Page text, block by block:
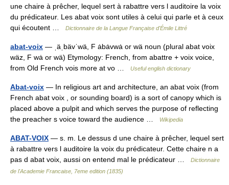
une chaire à prêcher, lequel sert à rabattre vers l auditoire la voix
du prédicateur. Les abat voix sont utiles à celui qui parle et à ceux
qui écoutent …
Dictionnaire de la Langue Française d'Émile Littré
abat-voix — ˌäˌbävˈwä, F ȧbȧvwȧ or wä noun (plural abat voix
wäz, F wȧ or wä) Etymology: French, from abattre + voix voice,
from Old French vois more at vo …
Useful english dictionary
Abat-voix — In religious art and architecture, an abat voix (from
French abat voix , or sounding board) is a sort of canopy which is
placed above a pulpit and which serves the purpose of reflecting
the preacher s voice toward the audience …
Wikipedia
ABAT-VOIX — s. m. Le dessus d une chaire à prêcher, lequel sert
à rabattre vers l auditoire la voix du prédicateur. Cette chaire n a
pas d abat voix, aussi on entend mal le prédicateur …
Dictionnaire
de l'Academie Francaise, 7eme edition (1835)